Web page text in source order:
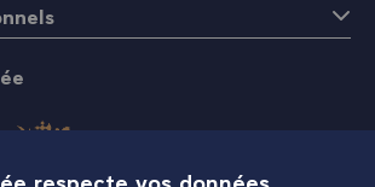
respecte vos données